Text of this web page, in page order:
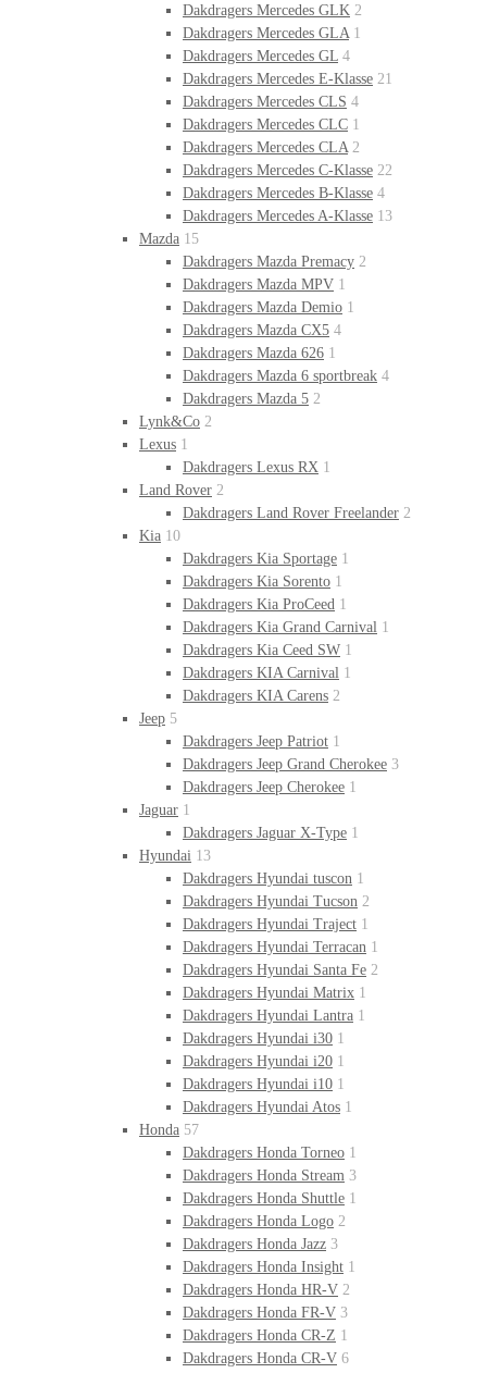
Dakdragers Mercedes GLK 2
Dakdragers Mercedes GLA 1
Dakdragers Mercedes GL 4
Dakdragers Mercedes E-Klasse 21
Dakdragers Mercedes CLS 4
Dakdragers Mercedes CLC 1
Dakdragers Mercedes CLA 2
Dakdragers Mercedes C-Klasse 22
Dakdragers Mercedes B-Klasse 4
Dakdragers Mercedes A-Klasse 13
Mazda 15
Dakdragers Mazda Premacy 2
Dakdragers Mazda MPV 1
Dakdragers Mazda Demio 1
Dakdragers Mazda CX5 4
Dakdragers Mazda 626 1
Dakdragers Mazda 6 sportbreak 4
Dakdragers Mazda 5 2
Lynk&Co 2
Lexus 1
Dakdragers Lexus RX 1
Land Rover 2
Dakdragers Land Rover Freelander 2
Kia 10
Dakdragers Kia Sportage 1
Dakdragers Kia Sorento 1
Dakdragers Kia ProCeed 1
Dakdragers Kia Grand Carnival 1
Dakdragers Kia Ceed SW 1
Dakdragers KIA Carnival 1
Dakdragers KIA Carens 2
Jeep 5
Dakdragers Jeep Patriot 1
Dakdragers Jeep Grand Cherokee 3
Dakdragers Jeep Cherokee 1
Jaguar 1
Dakdragers Jaguar X-Type 1
Hyundai 13
Dakdragers Hyundai tuscon 1
Dakdragers Hyundai Tucson 2
Dakdragers Hyundai Traject 1
Dakdragers Hyundai Terracan 1
Dakdragers Hyundai Santa Fe 2
Dakdragers Hyundai Matrix 1
Dakdragers Hyundai Lantra 1
Dakdragers Hyundai i30 1
Dakdragers Hyundai i20 1
Dakdragers Hyundai i10 1
Dakdragers Hyundai Atos 1
Honda 57
Dakdragers Honda Torneo 1
Dakdragers Honda Stream 3
Dakdragers Honda Shuttle 1
Dakdragers Honda Logo 2
Dakdragers Honda Jazz 3
Dakdragers Honda Insight 1
Dakdragers Honda HR-V 2
Dakdragers Honda FR-V 3
Dakdragers Honda CR-Z 1
Dakdragers Honda CR-V 6